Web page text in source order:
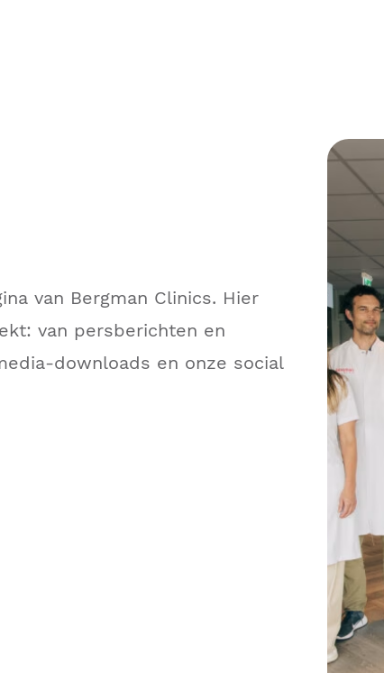
van Bergman Clinics. Hier
van persberichten en
downloads en onze social